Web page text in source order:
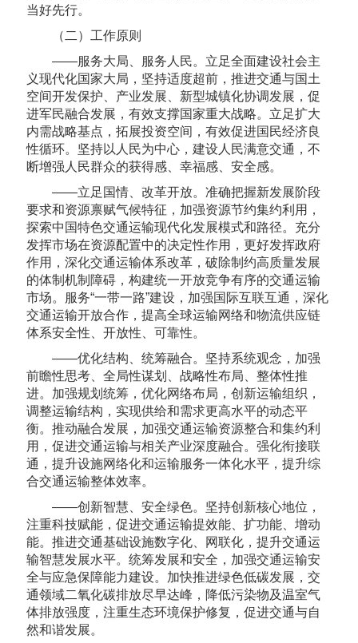
当好先行。
（二）工作原则
——服务大局、服务人民。立足全面建设社会主
义现代化国家大局，坚持适度超前，推进交通与国土
空间开发保护、产业发展、新型城镇化协调发展，促
进军民融合发展，有效支撑国家重大战略。立足扩大
内需战略基点，拓展投资空间，有效促进国民经济良
性循环。坚持以人民为中心，建设人民满意交通，不
断增强人民群众的获得感、幸福感、安全感。
——立足国情、改革开放。准确把握新发展阶段
要求和资源禀赋气候特征，加强资源节约集约利用，
探索中国特色交通运输现代化发展模式和路径。充分
发挥市场在资源配置中的决定性作用，更好发挥政府
作用，深化交通运输体系改革，破除制约高质量发展
的体制机制障碍，构建统一开放竞争有序的交通运输
市场。服务“一带一路”建设，加强国际互联互通，深化
交通运输开放合作，提高全球运输网络和物流供应链
体系安全性、开放性、可靠性。
——优化结构、统筹融合。坚持系统观念，加强
前瞻性思考、全局性谋划、战略性布局、整体性推
进。加强规划统筹，优化网络布局，创新运输组织，
调整运输结构，实现供给和需求更高水平的动态平
衡。推动融合发展，加强交通运输资源整合和集约利
用，促进交通运输与相关产业深度融合。强化衔接联
通，提升设施网络化和运输服务一体化水平，提升综
合交通运输整体效率。
——创新智慧、安全绿色。坚持创新核心地位，
注重科技赋能，促进交通运输提效能、扩功能、增动
能。推进交通基础设施数字化、网联化，提升交通运
输智慧发展水平。统筹发展和安全，加强交通运输安
全与应急保障能力建设。加快推进绿色低碳发展，交
通领域二氧化碳排放尽早达峰，降低污染物及温室气
体排放强度，注重生态环境保护修复，促进交通与自
然和谐发展。